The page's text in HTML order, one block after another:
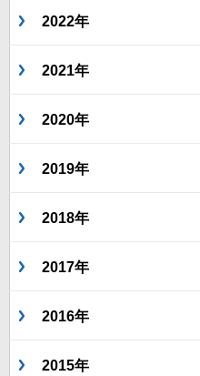
2022年
2021年
2020年
2019年
2018年
2017年
2016年
2015年